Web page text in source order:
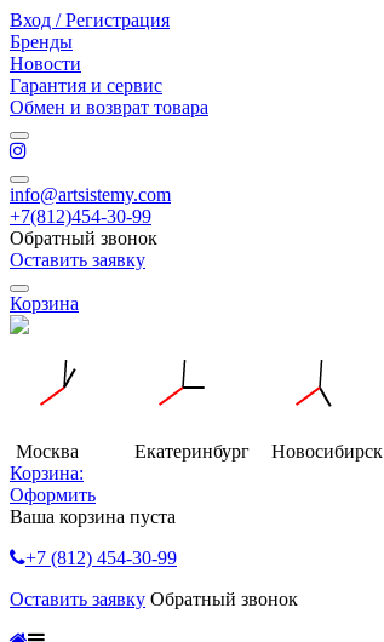
Вход / Регистрация
Бренды
Новости
Гарантия и сервис
Обмен и возврат товара
info@artsistemy.com
+7(812)454-30-99
Обратный звонок
Оставить заявку
Корзина
Москва Екатеринбург Новосибирск
Корзина:
Оформить
Ваша корзина пуста
+7 (812) 454-30-99
Оставить заявку Обратный звонок